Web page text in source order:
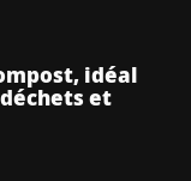
idéal
et